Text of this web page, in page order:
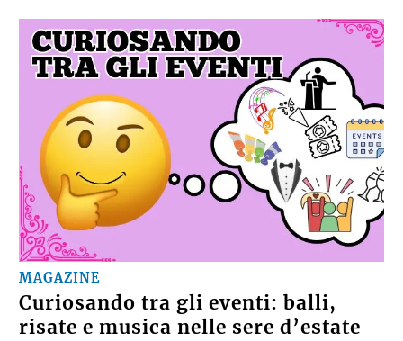
MAGAZINE
Curiosando tra gli eventi: balli,
risate e musica nelle sere d’estate